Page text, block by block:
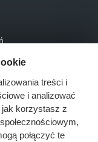
treści i
i analizować
korzystasz z
połączyć te